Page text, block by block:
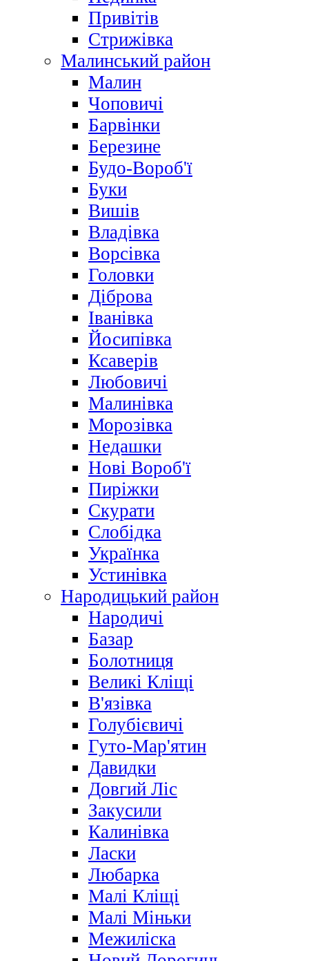
Привітів
Стрижівка
Малинський район
Малин
Чоповичі
Барвінки
Березине
Будо-Вороб'ї
Буки
Вишів
Владівка
Ворсівка
Головки
Діброва
Іванівка
Йосипівка
Ксаверів
Любовичі
Малинівка
Морозівка
Недашки
Нові Вороб'ї
Пиріжки
Скурати
Слобідка
Українка
Устинівка
Народицький район
Народичі
Базар
Болотниця
Великі Кліщі
В'язівка
Голубієвичі
Гуто-Мар'ятин
Давидки
Довгий Ліс
Закусили
Калинівка
Ласки
Любарка
Малі Кліщі
Малі Міньки
Межиліска